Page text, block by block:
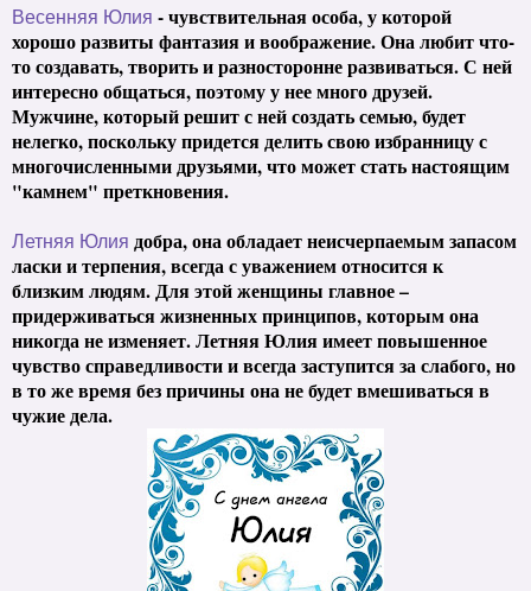
Весенняя Юлия - чувствительная особа, у которой
хорошо развиты фантазия и воображение. Она любит что-
то создавать, творить и разносторонне развиваться. С ней
интересно общаться, поэтому у нее много друзей.
Мужчине, который решит с ней создать семью, будет
нелегко, поскольку придется делить свою избранницу с
многочисленными друзьями, что может стать настоящим
"камнем" преткновения.
Летняя Юлия добра, она обладает неисчерпаемым запасом
ласки и терпения, всегда с уважением относится к
близким людям. Для этой женщины главное –
придерживаться жизненных принципов, которым она
никогда не изменяет. Летняя Юлия имеет повышенное
чувство справедливости и всегда заступится за слабого, но
в то же время без причины она не будет вмешиваться в
чужие дела.